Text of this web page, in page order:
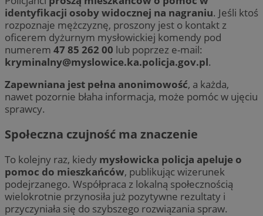
identyfikacji osoby widocznej na nagraniu. Jeśli ktoś
rozpoznaje mężczyznę, proszony jest o kontakt z
oficerem dyżurnym mysłowickiej komendy pod
numerem 47 85 262 00 lub poprzez e-mail:
kryminalny@myslowice.ka.policja.gov.pl.
Zapewniana jest pełna anonimowość, a każda,
nawet pozornie błaha informacja, może pomóc w ujęciu
sprawcy.
Społeczna czujność ma znaczenie
To kolejny raz, kiedy mysłowicka policja apeluje o
pomoc do mieszkańców, publikując wizerunek
podejrzanego. Współpraca z lokalną społecznością
wielokrotnie przynosiła już pozytywne rezultaty i
przyczyniała się do szybszego rozwiązania spraw.